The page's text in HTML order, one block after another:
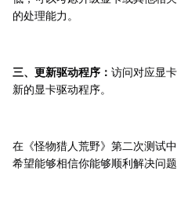
的处理能力。
三、更新驱动程序： 访问对应显
新的显卡驱动程序。
在《怪物猎人荒野》第二次测试
希望能够相信你能够顺利解决问